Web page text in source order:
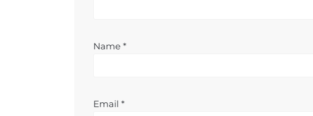
Name *
Email *